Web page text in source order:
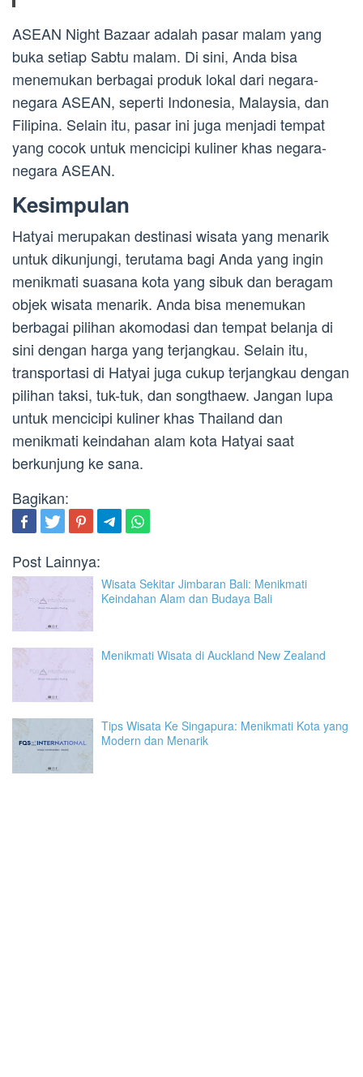
ASEAN Night Bazaar adalah pasar malam yang
buka setiap Sabtu malam. Di sini, Anda bisa
menemukan berbagai produk lokal dari negara-
negara ASEAN, seperti Indonesia, Malaysia, dan
Filipina. Selain itu, pasar ini juga menjadi tempat
yang cocok untuk mencicipi kuliner khas negara-
negara ASEAN.
Kesimpulan
Hatyai merupakan destinasi wisata yang menarik
untuk dikunjungi, terutama bagi Anda yang ingin
menikmati suasana kota yang sibuk dan beragam
objek wisata menarik. Anda bisa menemukan
berbagai pilihan akomodasi dan tempat belanja di
sini dengan harga yang terjangkau. Selain itu,
transportasi di Hatyai juga cukup terjangkau dengan
pilihan taksi, tuk-tuk, dan songthaew. Jangan lupa
untuk mencicipi kuliner khas Thailand dan
menikmati keindahan alam kota Hatyai saat
berkunjung ke sana.
Bagikan:
Post Lainnya:
Wisata Sekitar Jimbaran Bali: Menikmati
Keindahan Alam dan Budaya Bali
Menikmati Wisata di Auckland New Zealand
Tips Wisata Ke Singapura: Menikmati Kota yang
Modern dan Menarik